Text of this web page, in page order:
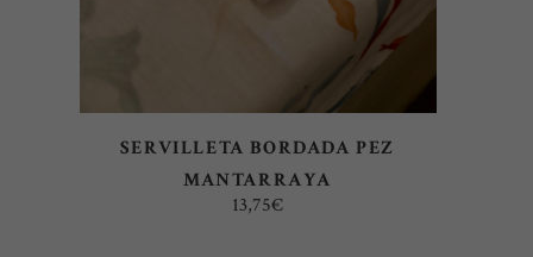
SERVILLETA BORDADA PEZ
MANTARRAYA
13,75€